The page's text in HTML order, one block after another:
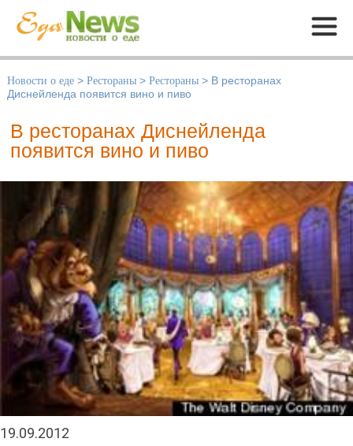
Меню
Новости о еде > Рестораны > Рестораны > В ресторанах
Диснейленда появится вино и пиво
В ресторанах Диснейленда
появится вино и пиво
19.09.2012